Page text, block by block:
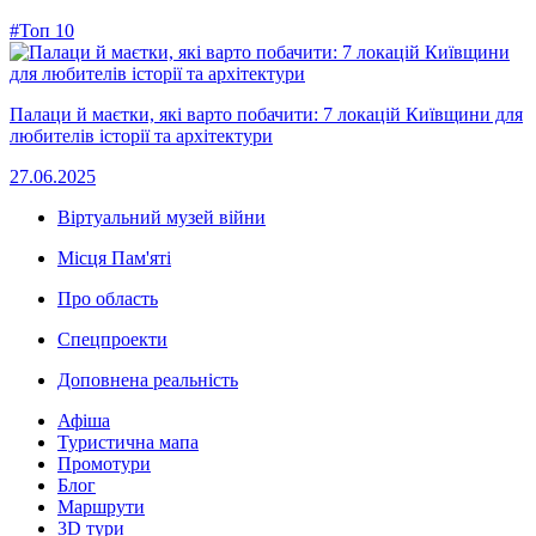
#Топ 10
Палаци й маєтки, які варто побачити: 7 локацій Київщини для
любителів історії та архітектури
27.06.2025
Віртуальний музей війни
Місця Пам'яті
Про область
Спецпроекти
Доповнена реальність
Афіша
Туристична мапа
Промотури
Блог
Маршрути
3D тури